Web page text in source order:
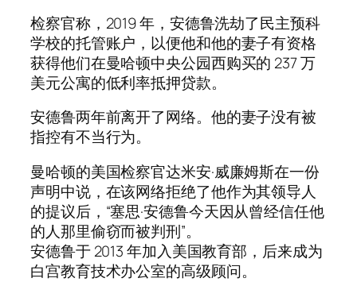
检察官称，2019 年，安德鲁洗劫了民主预科
学校的托管账户，以便他和他的妻子有资格
获得他们在曼哈顿中央公园西购买的 237 万
美元公寓的低利率抵押贷款。
安德鲁两年前离开了网络。他的妻子没有被
指控有不当行为。
曼哈顿的美国检察官达米安·威廉姆斯在一份
声明中说，在该网络拒绝了他作为其领导人
的提议后，“塞思·安德鲁今天因从曾经信任他
的人那里偷窃而被判刑”。
安德鲁于 2013 年加入美国教育部，后来成为
白宫教育技术办公室的高级顾问。